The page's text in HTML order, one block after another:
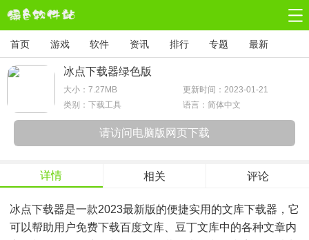
首页 游戏 软件 资讯 排行 专题 最新
冰点下载器绿色版
大小： 7.27MB
更新时间：2023-01-21
类别：下载工具
语言：简体中文
请访问电脑版网页下载
详情 相关 评论
冰点下载器是一款2023最新版的便捷实用的文库下载器，它
可以帮助用户免费下载百度文库、豆丁文库中的各种文章内